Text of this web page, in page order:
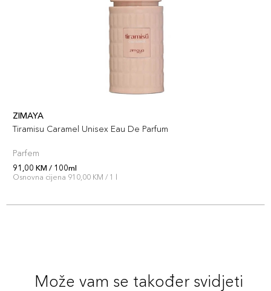
ZIMAYA
Tiramisu Caramel Unisex Eau De Parfum
Parfem
91,00 KM / 100ml
Osnovna cijena 910,00 KM / 1 l
Može vam se također svidjeti